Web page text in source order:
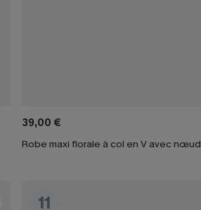
39,00 €
Robe maxi florale à col en V avec nœud
11